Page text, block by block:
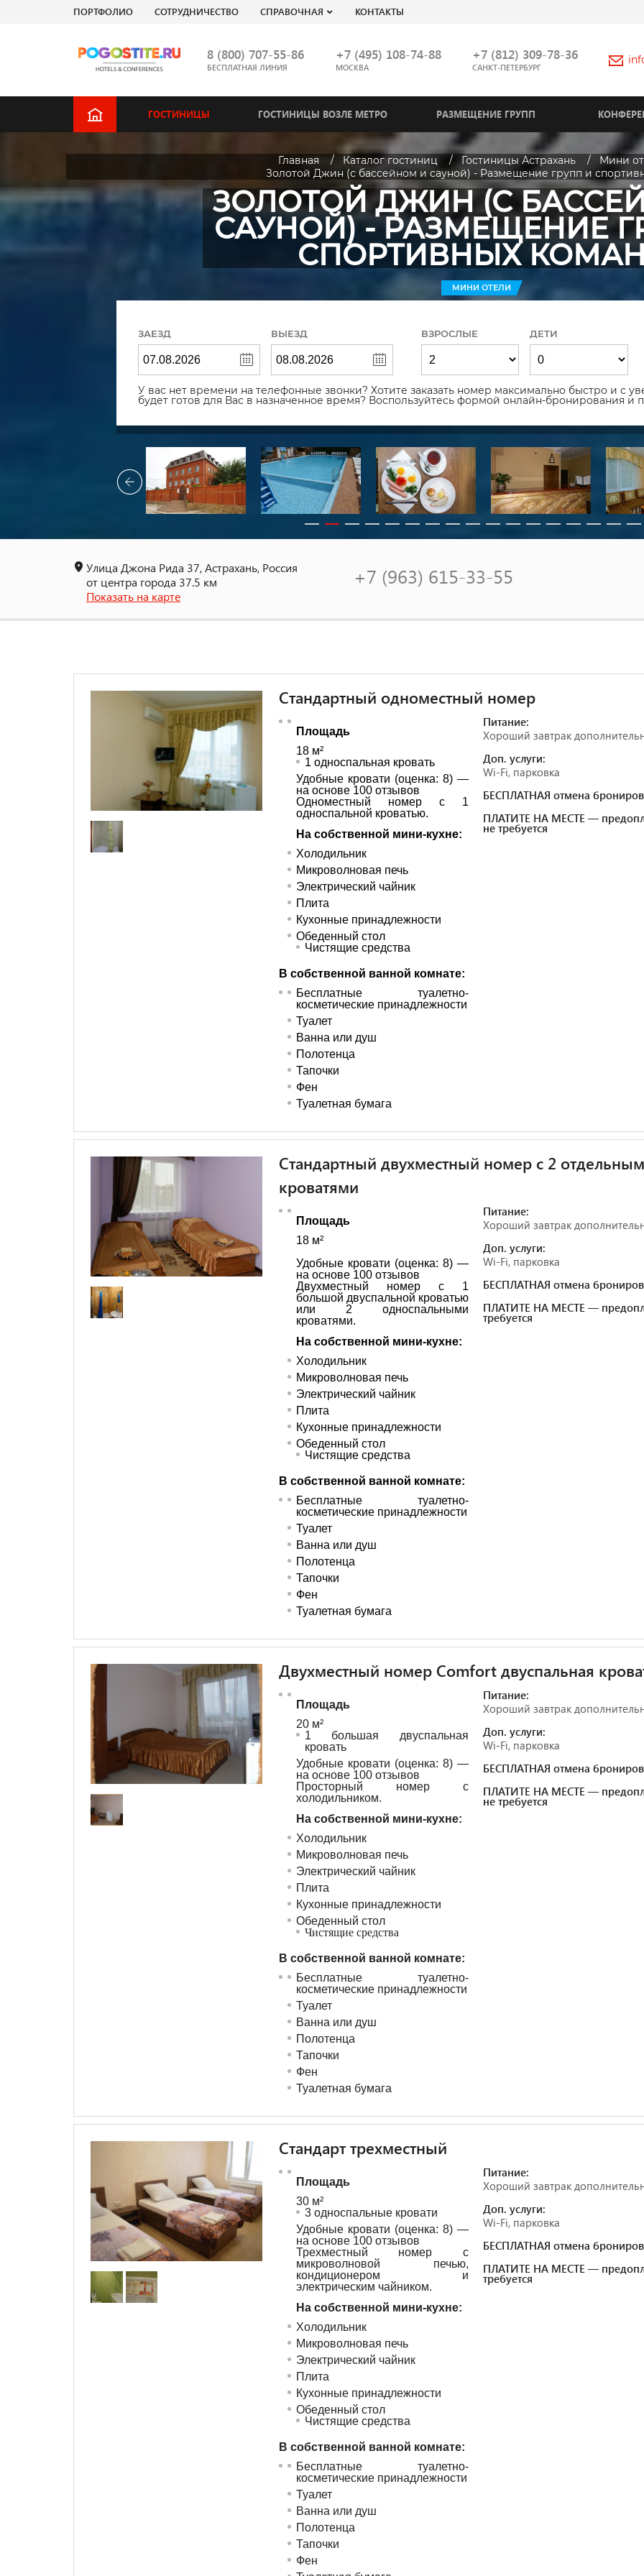
ПОРТФОЛИО СОТРУДНИЧЕСТВО СПРАВОЧНАЯ КОНТАКТЫ
8 (800) 707-55-86
БЕСПЛАТНАЯ ЛИНИЯ
+7 (495) 108-74-88
МОСКВА
+7 (812) 309-78-36
САНКТ-ПЕТЕРБУРГ
ГОСТИНИЦЫ ГОСТИНИЦЫ ВОЗЛЕ МЕТРО РАЗМЕЩЕНИЕ ГРУПП
Главная Каталог гостиниц Гостиницы Астрахань
Мини
Золотой Джин (с бассейном и сауной) - Размещение групп и
ЗОЛОТОЙ ДЖИН (С
САУНОЙ) - РАЗМЕЩЕНИЕ
СПОРТИВНЫХ
МИНИ ОТЕЛИ
ЗАЕЗД ВЫЕЗД ВЗРОСЛЫЕ ДЕТИ
У вас нет времени на телефонные звонки? Хотите заказать номер максимально быстро и с
будет готов для Вас в назначенное время? Воспользуйтесь формой онлайн-бронирования и
Улица Джона Рида 37, Астрахань, Россия
от центра города 37.5 км
Показать на карте
+7 (963) 615-33-55
Стандартный одноместный номер
Площадь
18 м²
1 односпальная кровать
Удобные кровати (оценка: 8) —
на основе 100 отзывов
Одноместный номер с 1
односпальной кроватью.
На собственной мини-кухне:
Холодильник
Микроволновая печь
Электрический чайник
Плита
Кухонные принадлежности
Обеденный стол
Чистящие средства
В собственной ванной комнате:
Бесплатные туалетно-
косметические принадлежности
Туалет
Ванна или душ
Полотенца
Тапочки
Фен
Туалетная бумага
Питание:
Хороший завтрак
Доп. услуги:
Wi-Fi, парковка
БЕСПЛАТНАЯ отмена
ПЛАТИТЕ НА МЕСТЕ —
не требуется
Стандартный двухместный номер с 2
кроватями
Площадь
18 м²
Удобные кровати (оценка: 8) —
на основе 100 отзывов
Двухместный номер с 1
большой двуспальной кроватью
или 2 односпальными
кроватями.
На собственной мини-кухне:
Холодильник
Микроволновая печь
Электрический чайник
Плита
Кухонные принадлежности
Обеденный стол
Чистящие средства
В собственной ванной комнате:
Бесплатные туалетно-
косметические принадлежности
Туалет
Ванна или душ
Полотенца
Тапочки
Фен
Туалетная бумага
Питание:
Хороший завтрак
Доп. услуги:
Wi-Fi, парковка
БЕСПЛАТНАЯ отмена
ПЛАТИТЕ НА МЕСТЕ —
требуется
Двухместный номер Comfort двуспальная
Площадь
20 м²
1 большая двуспальная
кровать
Удобные кровати (оценка: 8) —
на основе 100 отзывов
Просторный номер с
холодильником.
На собственной мини-кухне:
Холодильник
Микроволновая печь
Электрический чайник
Плита
Кухонные принадлежности
Обеденный стол
Чистящие средства
В собственной ванной комнате:
Бесплатные туалетно-
косметические принадлежности
Туалет
Ванна или душ
Полотенца
Тапочки
Фен
Туалетная бумага
Питание:
Хороший завтрак
Доп. услуги:
Wi-Fi, парковка
БЕСПЛАТНАЯ отмена
ПЛАТИТЕ НА МЕСТЕ —
не требуется
Стандарт трехместный
Площадь
30 м²
3 односпальные кровати
Удобные кровати (оценка: 8) —
на основе 100 отзывов
Трехместный номер с
микроволновой печью,
кондиционером и
электрическим чайником.
На собственной мини-кухне:
Холодильник
Микроволновая печь
Электрический чайник
Плита
Кухонные принадлежности
Обеденный стол
Чистящие средства
В собственной ванной комнате:
Бесплатные туалетно-
косметические принадлежности
Туалет
Ванна или душ
Полотенца
Тапочки
Фен
Питание:
Хороший завтрак
Доп. услуги:
Wi-Fi, парковка
БЕСПЛАТНАЯ отмена
ПЛАТИТЕ НА МЕСТЕ —
требуется